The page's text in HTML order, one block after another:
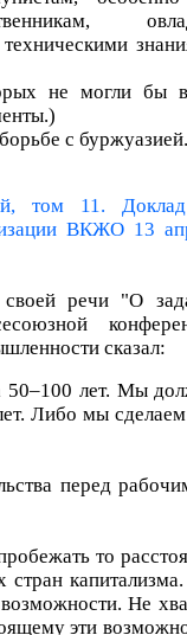
не могли бы
с
том 11.
ВКЖО 13
речи "О
сказал:
50–100 лет. Мы
Либо мы сделаем
перед
то
стран
Не
эти